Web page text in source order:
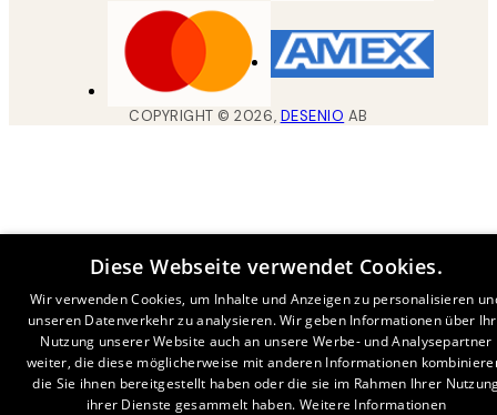
COPYRIGHT ©2026, DESENIO AB
Diese Webseite verwendet Cookies.
Wir verwenden Cookies, um Inhalte und Anzeigen zu personalisieren
unseren Datenverkehr zu analysieren. Wir geben Informationen über
Nutzung unserer Website auch an unsere Werbe- und Analysepartner
weiter, die diese möglicherweise mit anderen Informationen
die Sie ihnen bereitgestellt haben oder die sie im Rahmen Ihrer
ihrer Dienste gesammelt haben. Weitere Informationen